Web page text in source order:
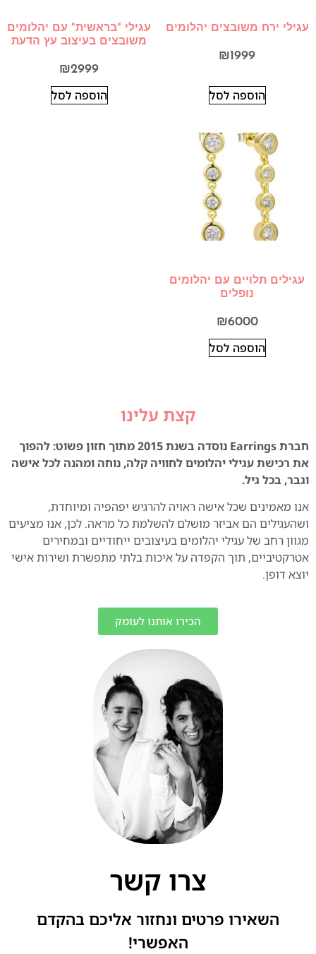
עגילי ירח משובצים יהלומים
₪1999
הוספה לסל
עגילי "בראשית" עם יהלומים
משובצים בעיצוב עץ הדעת
₪2999
הוספה לסל
עגילים תלויים עם יהלומים
נופלים
₪6000
הוספה לסל
קצת עלינו
חברת Earrings נוסדה בשנת 2015 מתוך חזון פשוט: להפוך
את רכישת עגילי יהלומים לחוויה קלה, נוחה ומהנה לכל אישה
וגבר, בכל גיל.
אנו מאמינים שכל אישה ראויה להרגיש יפהפיה ומיוחדת,
ושהעגילים הם אביזר מושלם להשלמת כל מראה. לכן, אנו מציעים
מגוון רחב של עגילי יהלומים בעיצובים ייחודיים ובמחירים
אטרקטיביים, תוך הקפדה על איכות בלתי מתפשרת ושירות אישי
יוצא דופן.
הכירו אותנו לעומק
צרו קשר
השאירו פרטים ונחזור אליכם בהקדם
האפשרי!